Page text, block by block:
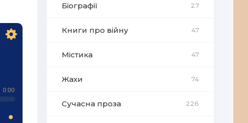
0:00
Біографії 27
Книги про війну 47
Містика 47
Жахи 74
Сучасна проза 226